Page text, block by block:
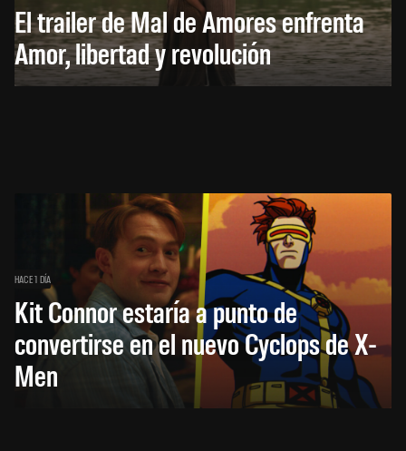
El trailer de Mal de Amores enfrenta
Amor, libertad y revolución
HACE 1 DÍA
Kit Connor estaría a punto de
convertirse en el nuevo Cyclops de X-
Men